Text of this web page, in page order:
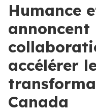
Humance
annoncent
accélérer
Canada